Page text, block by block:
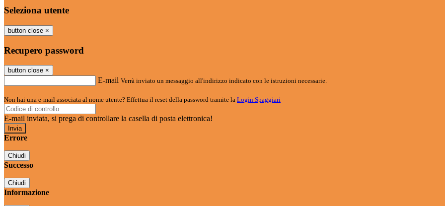
Seleziona utente
button close ×
Recupero password
button close ×
E-mail Verrà inviato un messaggio all'indirizzo indicato con le istruzioni necessarie.
Non hai una e-mail associata al nome utente? Effettua il reset della password tramite la Login Spaggiari
E-mail inviata, si prega di controllare la casella di posta elettronica!
Errore
Chiudi
Successo
Chiudi
Informazione